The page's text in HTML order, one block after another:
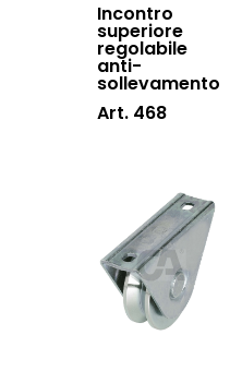
Incontro
superiore
regolabile
anti-
sollevamento
Art. 468